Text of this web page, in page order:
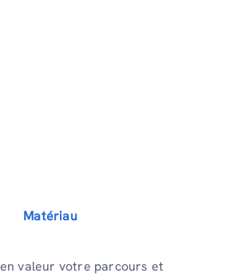
Matériau
valeur votre parcours et